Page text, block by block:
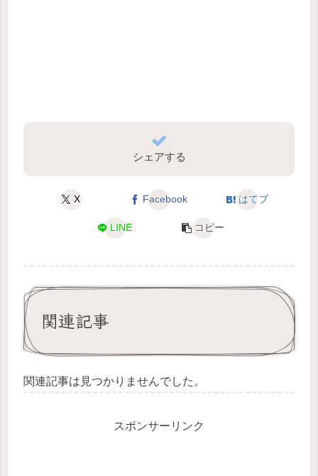
シェアする
X Facebook はてブ
LINE コピー
関連記事
関連記事は見つかりませんでした。
スポンサーリンク